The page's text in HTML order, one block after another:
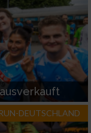
RUN-DEUTSCHLAND